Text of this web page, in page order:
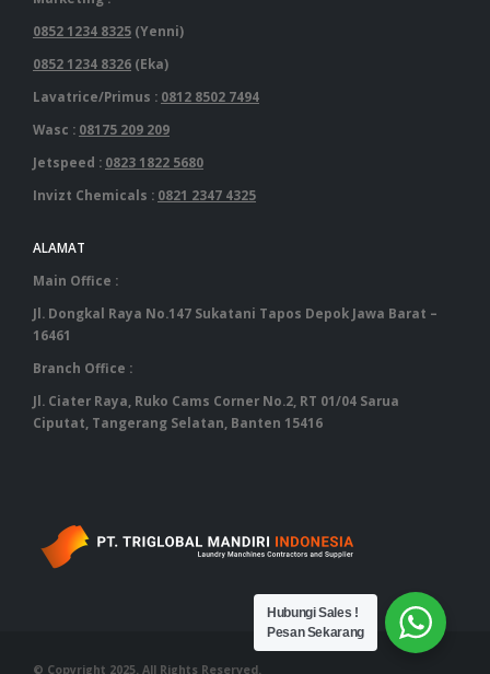
0852 1234 8325 (Yenni)
0852 1234 8326 (Eka)
Lavatrice/Primus : 0812 8502 7494
Wasc : 08175 209 209
Jetspeed : 0823 1822 5680
Invizt Chemicals : 0821 2347 4325
ALAMAT
Main Office :
Jl. Dongkal Raya No.147 Sukatani Tapos Depok Jawa Barat –
16461
Branch Office :
Jl. Ciater Raya, Ruko Cams Corner No.2, RT 01/04 Sarua
Ciputat, Tangerang Selatan, Banten 15416
© Copyright 2025. All Rights Reserved.
Hubungi Sales !
Pesan Sekarang